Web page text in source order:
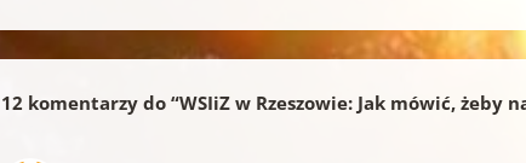
12 komentarzy do “WSIiZ w Rzeszowie: Jak mówić, żeby